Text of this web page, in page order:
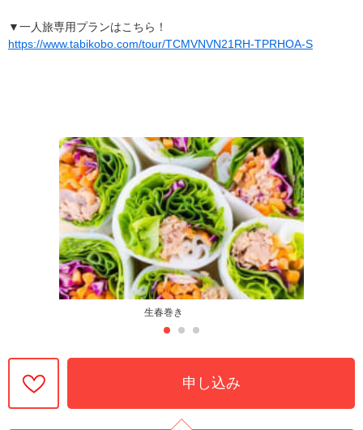
▼一人旅専用プランはこちら！
https://www.tabikobo.com/tour/TCMVNVN21RH-TPRHOA-S
生春巻き
申し込み